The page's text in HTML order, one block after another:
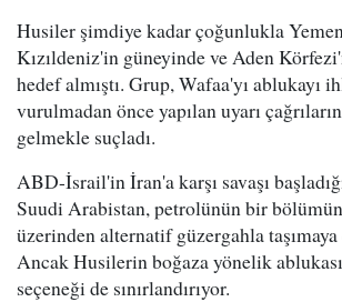
Husiler şimdiye kadar çoğunlukla
Kızıldeniz'in güneyinde ve Aden
hedef almıştı. Grup, Wafaa'yı ablukayı
vurulmadan önce yapılan uyarı
gelmekle suçladı.
ABD-İsrail'in İran'a karşı savaşı
Suudi Arabistan, petrolünün bir
üzerinden alternatif güzergahla
Ancak Husilerin boğaza yönelik
seçeneği de sınırlandırıyor.